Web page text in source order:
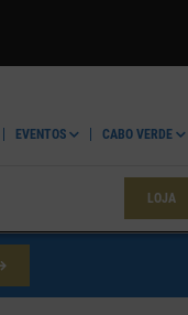
EVENTOS CABO VERDE
LOJA